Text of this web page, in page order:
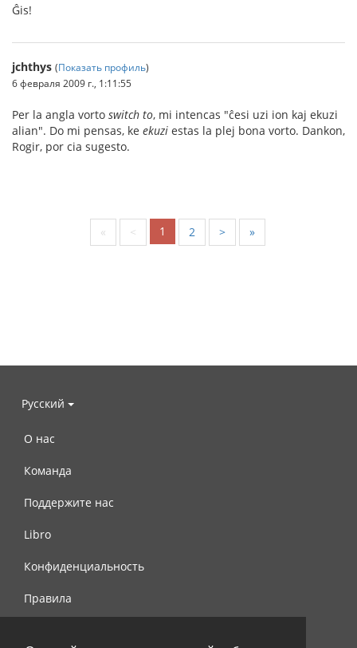
Ĝis!
jchthys (Показать профиль)
6 февраля 2009 г., 1:11:55
Per la angla vorto switch to, mi intencas "ĉesi uzi ion kaj ekuzi
alian". Do mi pensas, ke ekuzi estas la plej bona vorto. Dankon,
Rogir, por cia sugesto.
« < 1 2 > »
Русский
О нас
Команда
Поддержите нас
Libro
Конфиденциальность
Правила